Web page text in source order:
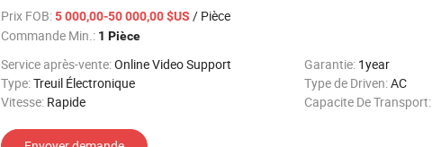
Prix FOB:5 000,00-50 000,00 $US / Pièce
Commande Min.: 1 Pièce
Service après-vente:Online Video Support Garantie: 1year
Type:Treuil Électronique Type de Driven:AC
Vitesse: Rapide Capacite De Transport: